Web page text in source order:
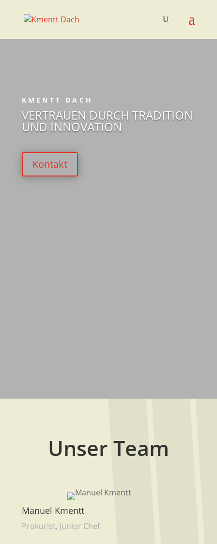
KMENTT DACH
VERTRAUEN DURCH TRADITION
UND INNOVATION
Kontakt
Unser Team
Manuel Kmentt
Prokurist, Junior Chef